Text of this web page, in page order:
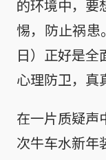
的环境中，要
惕，防止祸
日）正好是全
心理防卫，真
在一片质疑声
次牛车水新年